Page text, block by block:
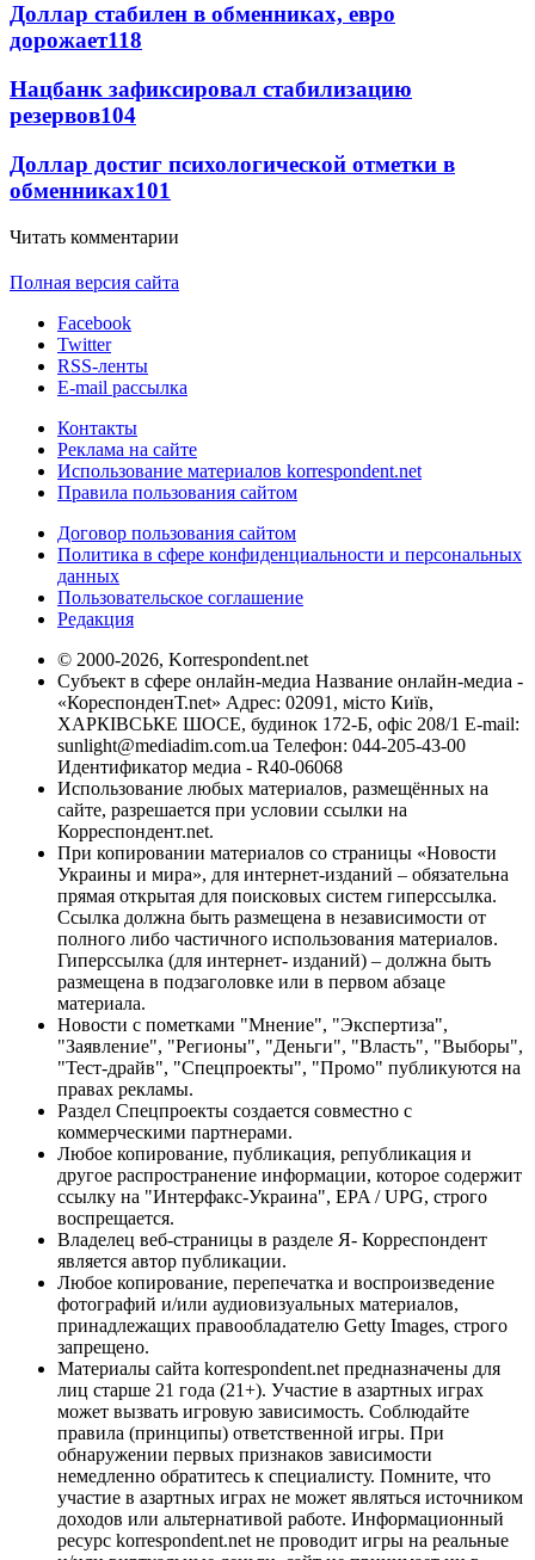
Доллар стабилен в обменниках, евро
дорожает118
Нацбанк зафиксировал стабилизацию
резервов104
Доллар достиг психологической отметки в
обменниках101
Читать комментарии
Полная версия сайта
Facebook
Twitter
RSS-ленты
E-mail рассылка
Контакты
Реклама на сайте
Использование материалов korrespondent.net
Правила пользования сайтом
Договор пользования сайтом
Политика в сфере конфиденциальности и персональных
данных
Пользовательское соглашение
Редакция
© 2000-2026, Korrespondent.net
Субъект в сфере онлайн-медиа Название онлайн-медиа -
«КореспонденТ.net» Адрес: 02091, місто Київ,
ХАРКІВСЬКЕ ШОСЕ, будинок 172-Б, офіс 208/1 E-mail:
sunlight@mediadim.com.ua Телефон: 044-205-43-00
Идентификатор медиа - R40-06068
Использование любых материалов, размещённых на
сайте, разрешается при условии ссылки на
Корреспондент.net.
При копировании материалов со страницы «Новости
Украины и мира», для интернет-изданий – обязательна
прямая открытая для поисковых систем гиперссылка.
Ссылка должна быть размещена в независимости от
полного либо частичного использования материалов.
Гиперссылка (для интернет- изданий) – должна быть
размещена в подзаголовке или в первом абзаце
материала.
Новости с пометками "Мнение", "Экспертиза",
"Заявление", "Регионы", "Деньги", "Власть", "Выборы",
"Тест-драйв", "Спецпроекты", "Промо" публикуются на
правах рекламы.
Раздел Спецпроекты создается совместно с
коммерческими партнерами.
Любое копирование, публикация, републикация и
другое распространение информации, которое содержит
ссылку на "Интерфакс-Украина", EPA / UPG, строго
воспрещается.
Владелец веб-страницы в разделе Я- Корреспондент
является автор публикации.
Любое копирование, перепечатка и воспроизведение
фотографий и/или аудиовизуальных материалов,
принадлежащих правообладателю Getty Images, строго
запрещено.
Материалы сайта korrespondent.net предназначены для
лиц старше 21 года (21+). Участие в азартных играх
может вызвать игровую зависимость. Соблюдайте
правила (принципы) ответственной игры. При
обнаружении первых признаков зависимости
немедленно обратитесь к специалисту. Помните, что
участие в азартных играх не может являться источником
доходов или альтернативой работе. Информационный
ресурс korrespondent.net не проводит игры на реальные